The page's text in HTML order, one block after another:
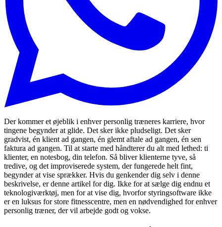
Der kommer et øjeblik i enhver personlig træneres karriere, hvor
tingene begynder at glide. Det sker ikke pludseligt. Det sker
gradvist, én klient ad gangen, én glemt aftale ad gangen, én sen
faktura ad gangen. Til at starte med håndterer du alt med lethed: ti
klienter, en notesbog, din telefon. Så bliver klienterne tyve, så
tredive, og det improviserede system, der fungerede helt fint,
begynder at vise sprækker. Hvis du genkender dig selv i denne
beskrivelse, er denne artikel for dig. Ikke for at sælge dig endnu et
teknologiværktøj, men for at vise dig, hvorfor styringsoftware ikke
er en luksus for store fitnesscentre, men en nødvendighed for enhver
personlig træner, der vil arbejde godt og vokse.